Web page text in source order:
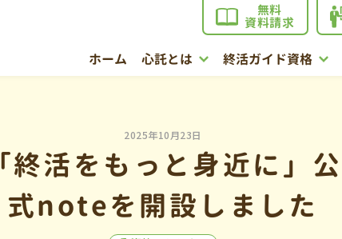
ホーム 心託とは 終活ガイド資格
無料
資料請求
2025年10月23日
「終活をもっと身近に」公
式noteを開設しました